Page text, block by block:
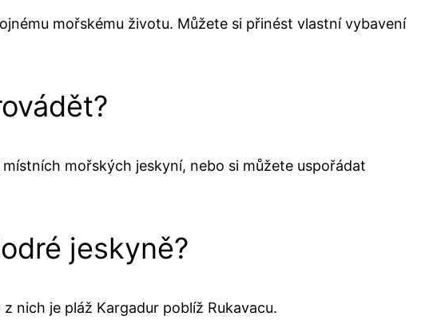
mořskému životu. Můžete si přinést vlastní vybavení
mořských jeskyní, nebo si můžete uspořádat
jeskyně?
nich je pláž Kargadur poblíž Rukavacu.